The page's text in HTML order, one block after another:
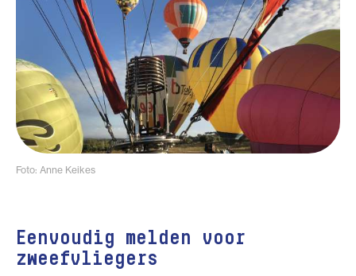
Foto: Anne Keikes
Eenvoudig melden voor
zweefvliegers